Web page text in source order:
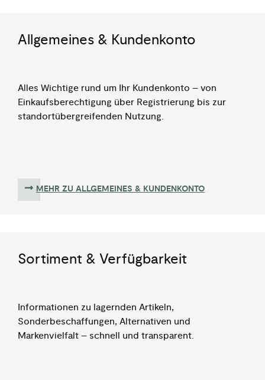
Allgemeines & Kundenkonto
Alles Wichtige rund um Ihr Kundenkonto – von
Einkaufsberechtigung über Registrierung bis zur
standortübergreifenden Nutzung.
MEHR ZU ALLGEMEINES & KUNDENKONTO
Sortiment & Verfügbarkeit
Informationen zu lagernden Artikeln,
Sonderbeschaffungen, Alternativen und
Markenvielfalt – schnell und transparent.